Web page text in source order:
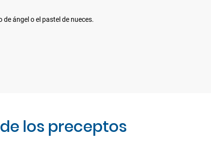
ángel o el pastel de nueces.
los preceptos